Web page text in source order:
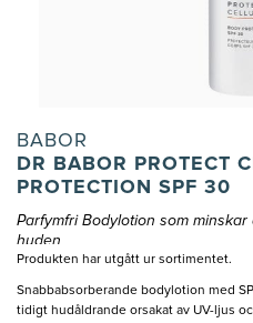
BABOR
DR BABOR PROTECT
PROTECTION SPF 30
Parfymfri Bodylotion som
huden
Produkten har utgått ur sortimentet.
Snabbabsorberande bodylotion med
tidigt hudåldrande orsakat av UV-ljus